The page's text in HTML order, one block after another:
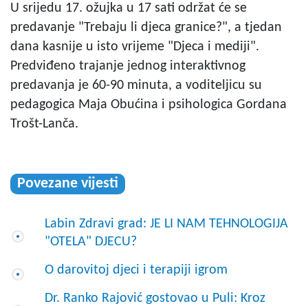
U srijedu 17. ožujka u 17 sati održat će se
predavanje "Trebaju li djeca granice?", a tjedan
dana kasnije u isto vrijeme "Djeca i mediji".
Predviđeno trajanje jednog interaktivnog
predavanja je 60-90 minuta, a voditeljicu su
pedagogica Maja Obućina i psihologica Gordana
Trošt-Lanča.
Povezane vijesti
Labin Zdravi grad: JE LI NAM TEHNOLOGIJA
"OTELA" DJECU?
O darovitoj djeci i terapiji igrom
Dr. Ranko Rajović gostovao u Puli: Kroz